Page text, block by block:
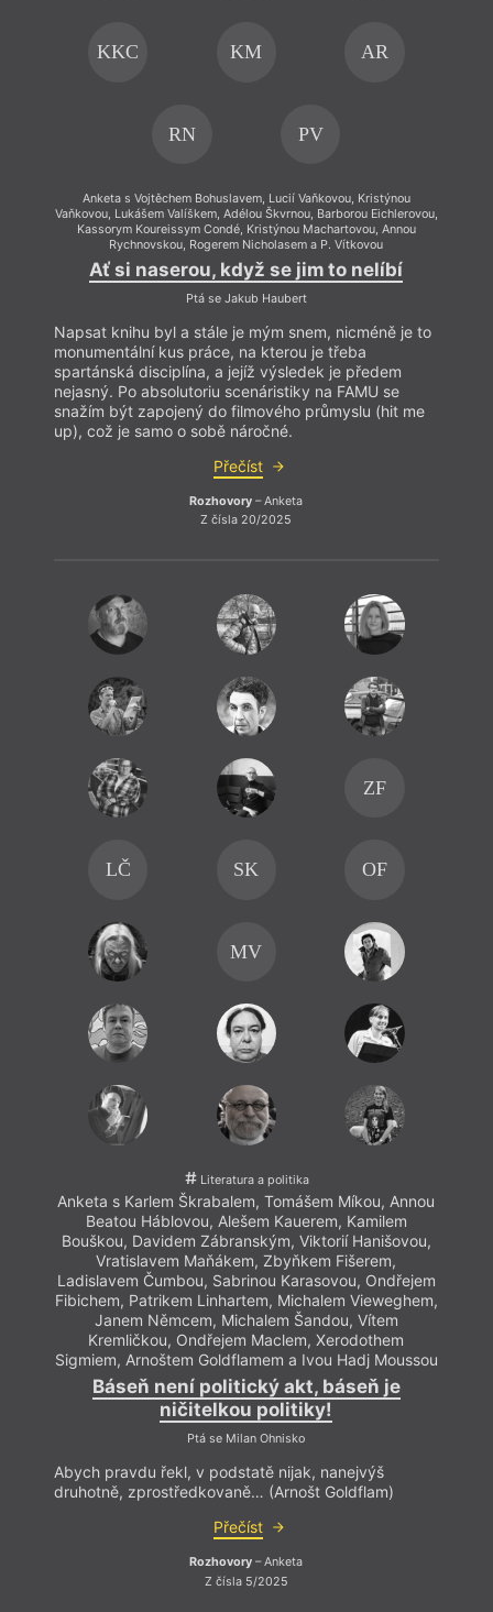
KKC KM AR
RN PV
Anketa s Vojtěchem Bohuslavem, Lucií Vaňkovou, Kristýnou
Vaňkovou, Lukášem Valíškem, Adélou Škvrnou, Barborou Eichlerovou,
Kassorym Koureissym Condé, Kristýnou Machartovou, Annou
Rychnovskou, Rogerem Nicholasem a P. Vítkovou
Ať si naserou, když se jim to nelíbí
Ptá se Jakub Haubert
Napsat knihu byl a stále je mým snem, nicméně je to
monumentální kus práce, na kterou je třeba
spartánská disciplína, a jejíž výsledek je předem
nejasný. Po absolutoriu scenáristiky na FAMU se
snažím být zapojený do filmového průmyslu (hit me
up), což je samo o sobě náročné.
Přečíst
Rozhovory – Anketa
Z čísla 20/2025
ZF
LČ SK OF
MV
Literatura a politika
Anketa s Karlem Škrabalem, Tomášem Míkou, Annou
Beatou Háblovou, Alešem Kauerem, Kamilem
Bouškou, Davidem Zábranským, Viktorií Hanišovou,
Vratislavem Maňákem, Zbyňkem Fišerem,
Ladislavem Čumbou, Sabrinou Karasovou, Ondřejem
Fibichem, Patrikem Linhartem, Michalem Vieweghem,
Janem Němcem, Michalem Šandou, Vítem
Kremličkou, Ondřejem Maclem, Xerodothem
Sigmiem, Arnoštem Goldflamem a Ivou Hadj Moussou
Báseň není politický akt, báseň je
ničitelkou politiky!
Ptá se Milan Ohnisko
Abych pravdu řekl, v podstatě nijak, nanejvýš
druhotně, zprostředkovaně… (Arnošt Goldflam)
Přečíst
Rozhovory – Anketa
Z čísla 5/2025